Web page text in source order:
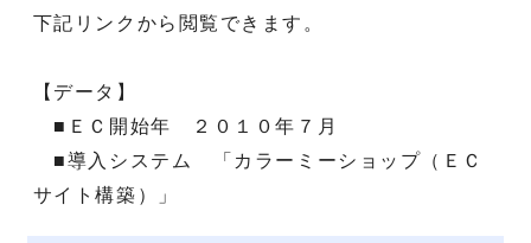
下記リンクから閲覧できます。
【データ】
■ＥＣ開始年 ２０１０年７月
■導入システム 「カラーミーショップ（ＥＣ
サイト構築）」